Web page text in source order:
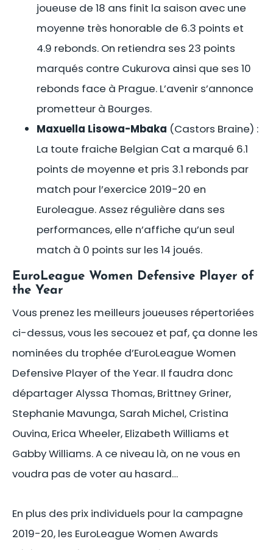
joueuse de 18 ans finit la saison avec une
moyenne très honorable de 6.3 points et
4.9 rebonds. On retiendra ses 23 points
marqués contre Cukurova ainsi que ses 10
rebonds face à Prague. L’avenir s’annonce
prometteur à Bourges.
Maxuella Lisowa-Mbaka (Castors Braine) :
La toute fraiche Belgian Cat a marqué 6.1
points de moyenne et pris 3.1 rebonds par
match pour l’exercice 2019-20 en
Euroleague. Assez régulière dans ses
performances, elle n’affiche qu’un seul
match à 0 points sur les 14 joués.
EuroLeague Women Defensive Player of
the Year
Vous prenez les meilleurs joueuses répertoriées
ci-dessus, vous les secouez et paf, ça donne les
nominées du trophée d’EuroLeague Women
Defensive Player of the Year. Il faudra donc
départager Alyssa Thomas, Brittney Griner,
Stephanie Mavunga, Sarah Michel, Cristina
Ouvina, Erica Wheeler, Elizabeth Williams et
Gabby Williams. A ce niveau là, on ne vous en
voudra pas de voter au hasard…
En plus des prix individuels pour la campagne
2019-20, les EuroLeague Women Awards